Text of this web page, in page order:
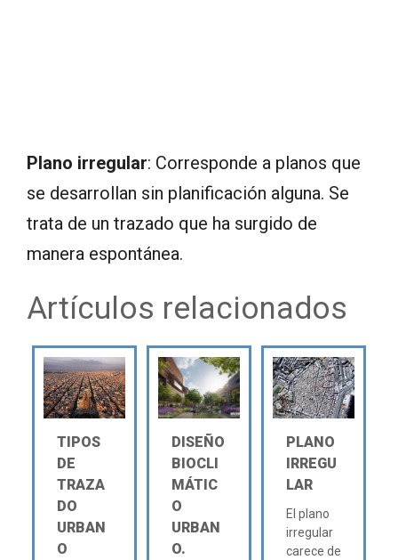
Plano irregular: Corresponde a planos que
se desarrollan sin planificación alguna. Se
trata de un trazado que ha surgido de
manera espontánea.
Artículos relacionados
TIPOS
DE
TRAZA
DO
URBAN
O
DISEÑO
BIOCLI
MÁTIC
O
URBAN
O.
PLANO
IRREGU
LAR
El plano
irregular
carece de